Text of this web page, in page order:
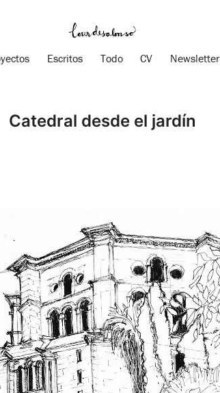
Escritos Todo CV Newsletter
Catedral desde el jardín